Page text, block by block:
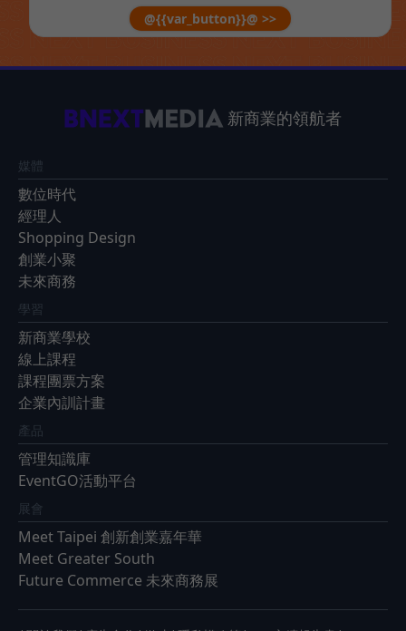
@{{var_button}}@ >>
新商業的領航者
媒體
數位時代
經理人
Shopping Design
創業小聚
未來商務
學習
新商業學校
線上課程
課程團票方案
企業內訓計畫
產品
管理知識庫
EventGO活動平台
展會
Meet Taipei 創新創業嘉年華
Meet Greater South
Future Commerce 未來商務展